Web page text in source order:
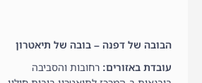
הבובה של דפנה – בובה של תיאטרון
עובדת באזורים: רחובות והסביבה